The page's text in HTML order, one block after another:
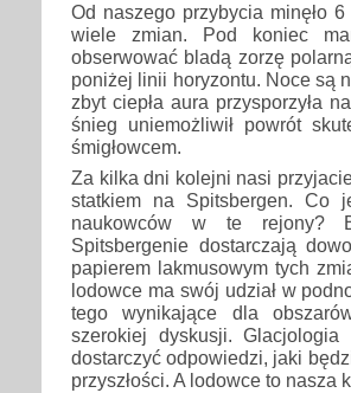
Od naszego przybycia minęło
wiele zmian. Pod koniec
obserwować bladą zorzę
poniżej linii horyzontu. Noce są
zbyt ciepła aura przysporzyła
śnieg uniemożliwił powrót
śmigłowcem.
Za kilka dni kolejni nasi
statkiem na Spitsbergen. Co
naukowców w te rejony?
Spitsbergenie dostarczają
papierem lakmusowym tych
lodowce ma swój udział w
tego wynikające dla
szerokiej dyskusji.
dostarczyć odpowiedzi, jaki
przyszłości. A lodowce to nasza